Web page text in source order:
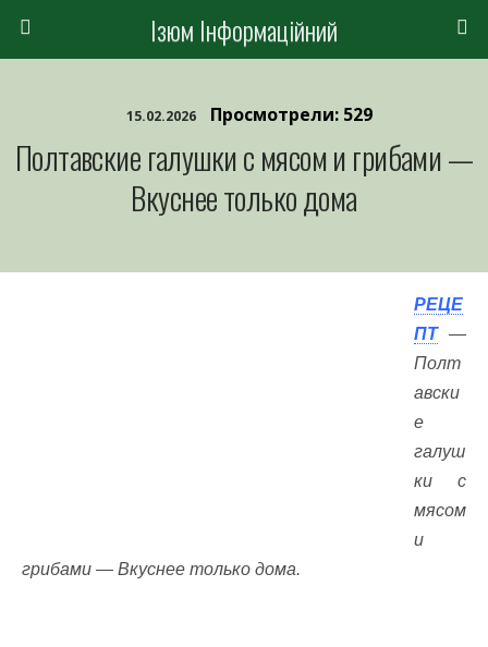
Ізюм Інформаційний
15.02.2026 Просмотрели: 529
Полтавские галушки с мясом и грибами —
Вкуснее только дома
РЕЦЕ
ПТ—
Полт
авски
е
галуш
ки с
мясом
и
грибами — Вкуснее только дома.